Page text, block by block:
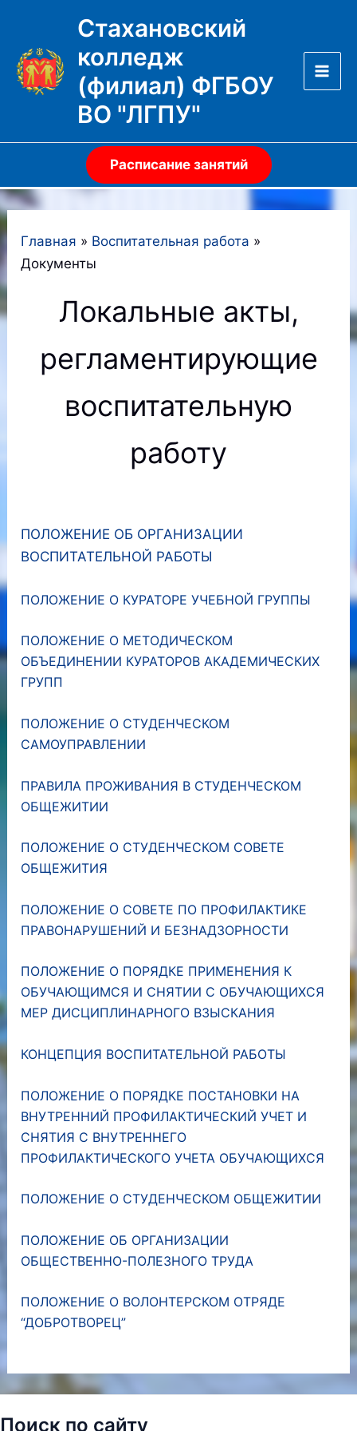
содержимому
Стахановский
колледж
(филиал) ФГБОУ
ВО "ЛГПУ"
Расписание занятий
Главная
Воспитательная работа
Документы
Локальные акты,
регламентирующие
воспитательную
работу
ПОЛОЖЕНИЕ ОБ ОРГАНИЗАЦИИ
ВОСПИТАТЕЛЬНОЙ РАБОТЫ
ПОЛОЖЕНИЕ О КУРАТОРЕ УЧЕБНОЙ ГРУППЫ
ПОЛОЖЕНИЕ О МЕТОДИЧЕСКОМ
ОБЪЕДИНЕНИИ КУРАТОРОВ АКАДЕМИЧЕСКИХ
ГРУПП
ПОЛОЖЕНИЕ О СТУДЕНЧЕСКОМ
САМОУПРАВЛЕНИИ
ПРАВИЛА ПРОЖИВАНИЯ В СТУДЕНЧЕСКОМ
ОБЩЕЖИТИИ
ПОЛОЖЕНИЕ О СТУДЕНЧЕСКОМ СОВЕТЕ
ОБЩЕЖИТИЯ
ПОЛОЖЕНИЕ О СОВЕТЕ ПО ПРОФИЛАКТИКЕ
ПРАВОНАРУШЕНИЙ И БЕЗНАДЗОРНОСТИ
ПОЛОЖЕНИЕ О ПОРЯДКЕ ПРИМЕНЕНИЯ К
ОБУЧАЮЩИМСЯ И СНЯТИИ С ОБУЧАЮЩИХСЯ
МЕР ДИСЦИПЛИНАРНОГО ВЗЫСКАНИЯ
КОНЦЕПЦИЯ ВОСПИТАТЕЛЬНОЙ РАБОТЫ
ПОЛОЖЕНИЕ О ПОРЯДКЕ ПОСТАНОВКИ НА
ВНУТРЕННИЙ ПРОФИЛАКТИЧЕСКИЙ УЧЕТ И
СНЯТИЯ С ВНУТРЕННЕГО
ПРОФИЛАКТИЧЕСКОГО УЧЕТА ОБУЧАЮЩИХСЯ
ПОЛОЖЕНИЕ О СТУДЕНЧЕСКОМ ОБЩЕЖИТИИ
ПОЛОЖЕНИЕ ОБ ОРГАНИЗАЦИИ
ОБЩЕСТВЕННО-ПОЛЕЗНОГО ТРУДА
ПОЛОЖЕНИЕ О ВОЛОНТЕРСКОМ ОТРЯДЕ
“ДОБРОТВОРЕЦ”
Поиск по сайту